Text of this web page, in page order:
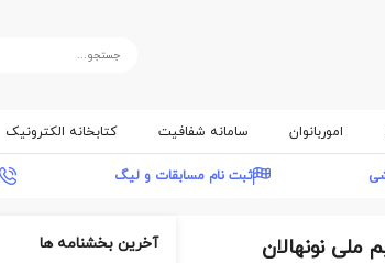
اموربانوان سامانه شفافیت کتابخانه الکترونیک
ثبت نام مسابقات و لیگ
ملی نونهالان آخرین بخشنامه ها